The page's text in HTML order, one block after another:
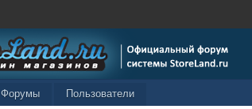
Форумы Пользователи